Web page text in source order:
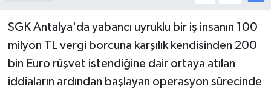
SGK Antalya'da yabancı uyruklu bir iş insanın 100
milyon TL vergi borcuna karşılık kendisinden 200
bin Euro rüşvet istendiğine dair ortaya atılan
iddiaların ardından başlayan operasyon sürecinde